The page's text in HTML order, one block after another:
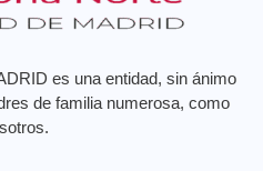
es una entidad, sin ánimo
de familia numerosa, como